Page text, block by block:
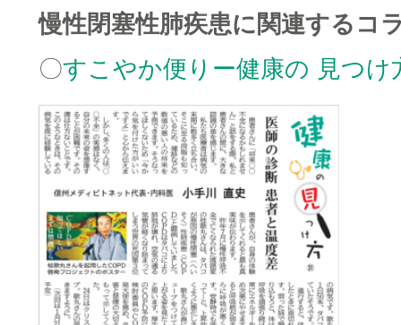
慢性閉塞性肺疾患に関連するコ
〇すこやか便りー健康の 見つ